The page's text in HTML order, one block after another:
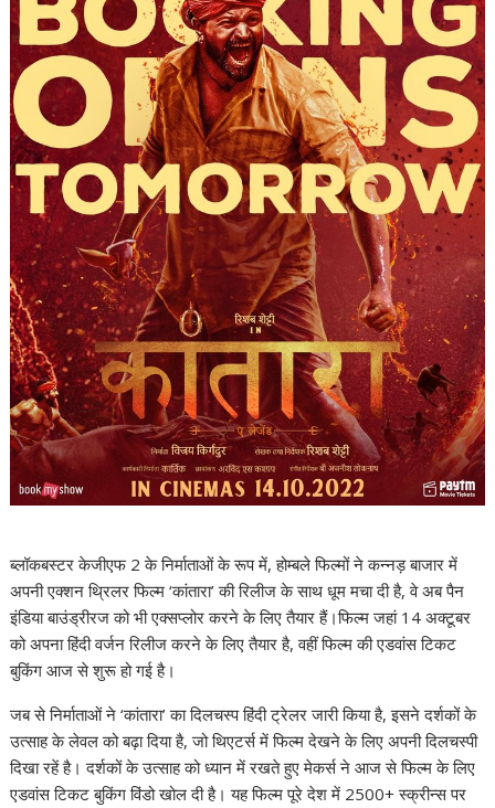
ब्लॉकबस्टर केजीएफ 2 के निर्माताओं के रूप में, होम्बले फिल्मों ने कन्नड़ बाजार में
अपनी एक्शन थ्रिलर फिल्म ‘कांतारा’ की रिलीज के साथ धूम मचा दी है, वे अब पैन
इंडिया बाउंड्रीरज को भी एक्सप्लोर करने के लिए तैयार हैं।फिल्म जहां 14 अक्टूबर
को अपना हिंदी वर्जन रिलीज करने के लिए तैयार है, वहीं फिल्म की एडवांस टिकट
बुकिंग आज से शुरू हो गई है।
जब से निर्माताओं ने ‘कांतारा’ का दिलचस्प हिंदी ट्रेलर जारी किया है, इसने दर्शकों के
उत्साह के लेवल को बढ़ा दिया है, जो थिएटर्स में फिल्म देखने के लिए अपनी दिलचस्पी
दिखा रहें है। दर्शकों के उत्साह को ध्यान में रखते हुए मेकर्स ने आज से फिल्म के लिए
एडवांस टिकट बुकिंग विंडो खोल दी है। यह फिल्म पूरे देश में 2500+ स्क्रीन्स पर